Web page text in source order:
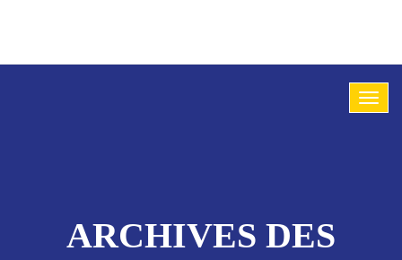
ARCHIVES DES